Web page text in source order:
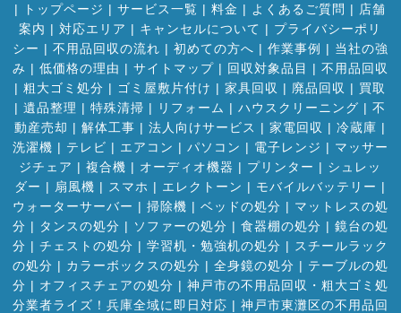
| トップページ | サービス一覧 | 料金 | よくあるご質問 | 店舗
案内 | 対応エリア | キャンセルについて | プライバシーポリ
シー | 不用品回収の流れ | 初めての方へ | 作業事例 | 当社の強
み | 低価格の理由 | サイトマップ| 回収対象品目 | 不用品回収
| 粗大ゴミ処分 | ゴミ屋敷片付け | 家具回収 | 廃品回収 | 買取
| 遺品整理 | 特殊清掃 | リフォーム | ハウスクリーニング | 不
動産売却 | 解体工事 | 法人向けサービス | 家電回収 | 冷蔵庫 |
洗濯機 | テレビ | エアコン | パソコン | 電子レンジ | マッサー
ジチェア | 複合機 | オーディオ機器 | プリンター | シュレッ
ダー | 扇風機 | スマホ | エレクトーン | モバイルバッテリー |
ウォーターサーバー | 掃除機 | ベッドの処分 | マットレスの処
分 | タンスの処分 | ソファーの処分 | 食器棚の処分 | 鏡台の処
分 | チェストの処分 | 学習机・勉強机の処分 | スチールラック
の処分 | カラーボックスの処分 | 全身鏡の処分 | テーブルの処
分 | オフィスチェアの処分 | 神戸市の不用品回収・粗大ゴミ処
分業者ライズ！兵庫全域に即日対応 | 神戸市東灘区の不用品回